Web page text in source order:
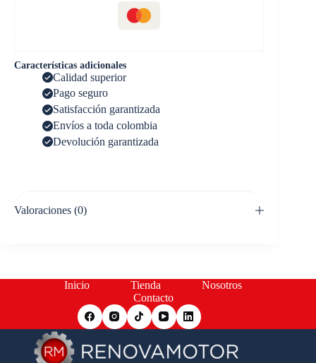
Características adicionales
Calidad superior
Pago seguro
Satisfacción garantizada
Envíos a toda colombia
Devolución garantizada
Valoraciones (0)
Inicio Tienda
Nosotros
Contacto